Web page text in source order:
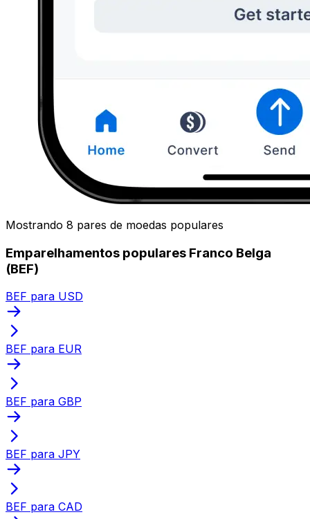
Mostrando 8 pares de moedas populares
Emparelhamentos populares Franco Belga
(BEF)
BEF para USD
BEF para EUR
BEF para GBP
BEF para JPY
BEF para CAD